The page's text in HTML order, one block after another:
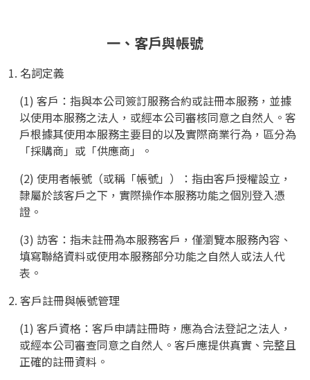
一、客戶與帳號
1. 名詞定義
(1) 客戶：指與本公司簽訂服務合約或註冊本服務，並據
以使用本服務之法人，或經本公司審核同意之自然人。客
戶根據其使用本服務主要目的以及實際商業行為，區分為
「採購商」或「供應商」。
(2) 使用者帳號（或稱「帳號」）：指由客戶授權設立，
隸屬於該客戶之下，實際操作本服務功能之個別登入憑
證。
(3) 訪客：指未註冊為本服務客戶，僅瀏覽本服務內容、
填寫聯絡資料或使用本服務部分功能之自然人或法人代
表。
2. 客戶註冊與帳號管理
(1) 客戶資格：客戶申請註冊時，應為合法登記之法人，
或經本公司審查同意之自然人。客戶應提供真實、完整且
正確的註冊資料。